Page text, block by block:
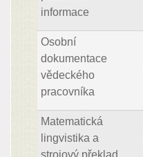
informace
Osobní
dokumentace
vědeckého
pracovníka
Matematická
lingvistika a
strojový překlad